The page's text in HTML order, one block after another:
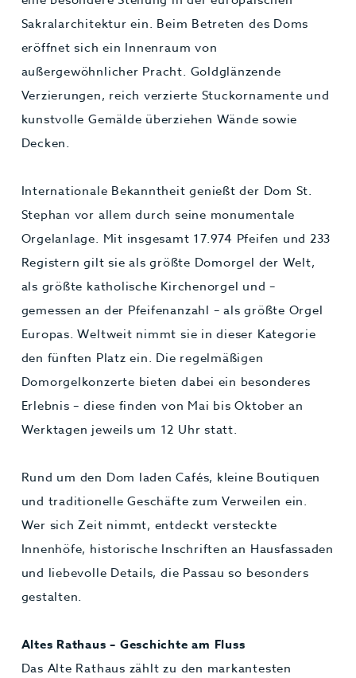
Sakralarchitektur ein. Beim Betreten des Doms
eröffnet sich ein Innenraum von
außergewöhnlicher Pracht. Goldglänzende
Verzierungen, reich verzierte Stuckornamente und
kunstvolle Gemälde überziehen Wände sowie
Decken.
Internationale Bekanntheit genießt der Dom St.
Stephan vor allem durch seine monumentale
Orgelanlage. Mit insgesamt 17.974 Pfeifen und 233
Registern gilt sie als größte Domorgel der Welt,
als größte katholische Kirchenorgel und –
gemessen an der Pfeifenanzahl – als größte Orgel
Europas. Weltweit nimmt sie in dieser Kategorie
den fünften Platz ein. Die regelmäßigen
Domorgelkonzerte bieten dabei ein besonderes
Erlebnis – diese finden von Mai bis Oktober an
Werktagen jeweils um 12 Uhr statt.
Rund um den Dom laden Cafés, kleine Boutiquen
und traditionelle Geschäfte zum Verweilen ein.
Wer sich Zeit nimmt, entdeckt versteckte
Innenhöfe, historische Inschriften an Hausfassaden
und liebevolle Details, die Passau so besonders
gestalten.
Altes Rathaus – Geschichte am Fluss
Das Alte Rathaus zählt zu den markantesten